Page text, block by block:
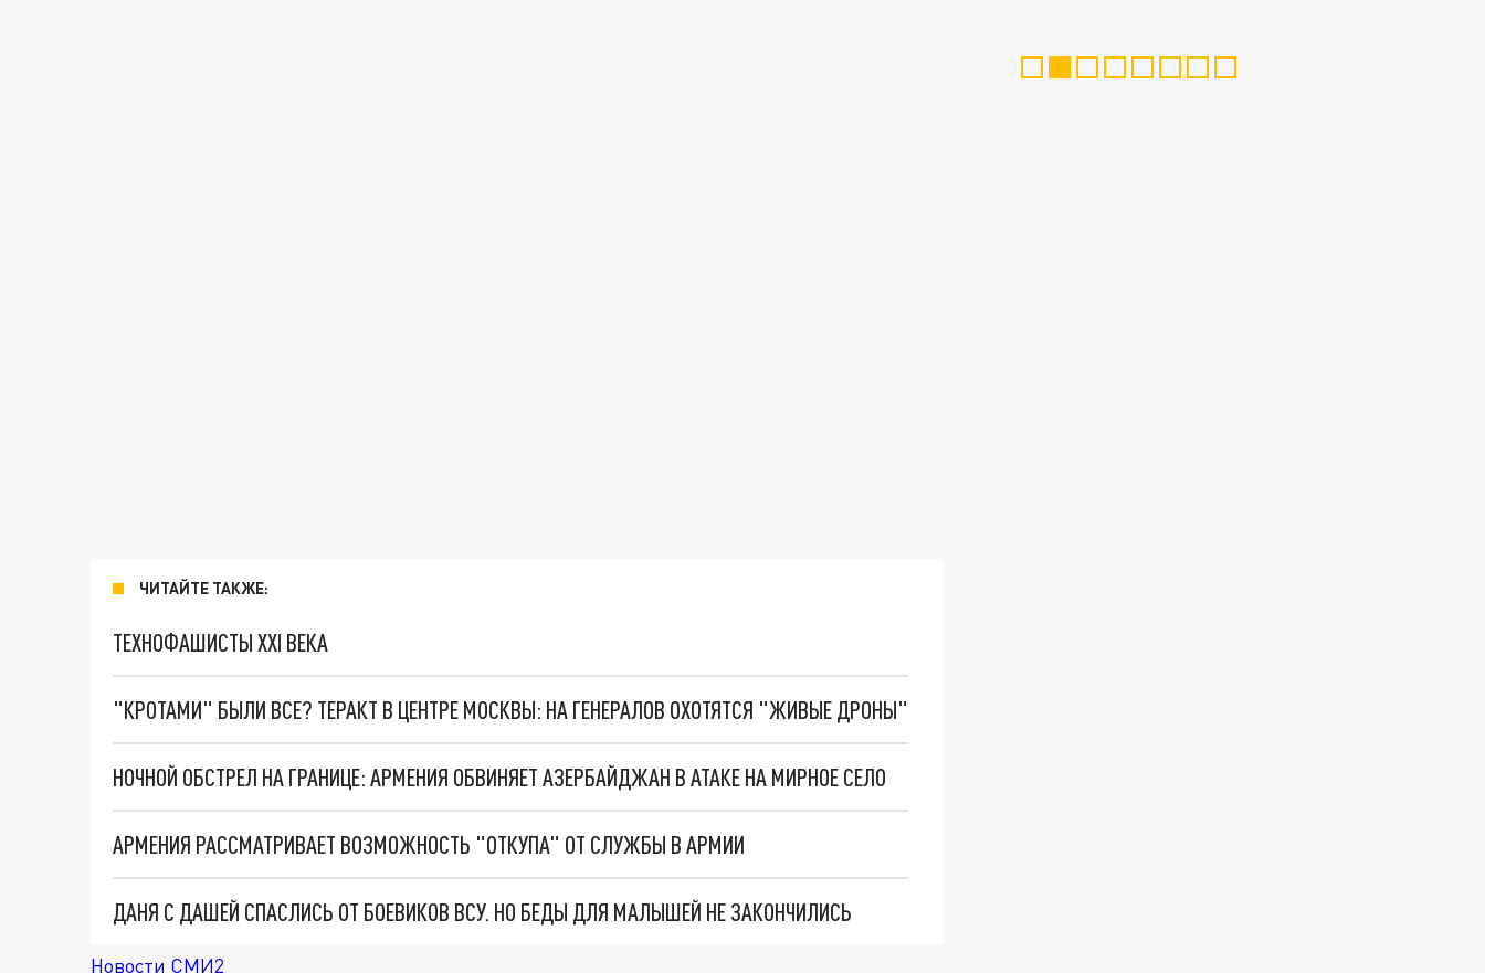
ЧИТАЙТЕ ТАКЖЕ:
ТЕХНОФАШИСТЫ XXI ВЕКА
"КРОТАМИ" БЫЛИ ВСЕ? ТЕРАКТ В ЦЕНТРЕ МОСКВЫ: НА ГЕНЕРАЛОВ ОХОТЯТСЯ "ЖИВЫЕ ДРОНЫ"
НОЧНОЙ ОБСТРЕЛ НА ГРАНИЦЕ: АРМЕНИЯ ОБВИНЯЕТ АЗЕРБАЙДЖАН В АТАКЕ НА МИРНОЕ СЕЛО
АРМЕНИЯ РАССМАТРИВАЕТ ВОЗМОЖНОСТЬ "ОТКУПА" ОТ СЛУЖБЫ В АРМИИ
ДАНЯ С ДАШЕЙ СПАСЛИСЬ ОТ БОЕВИКОВ ВСУ. НО БЕДЫ ДЛЯ МАЛЫШЕЙ НЕ ЗАКОНЧИЛИСЬ
Новости СМИ2